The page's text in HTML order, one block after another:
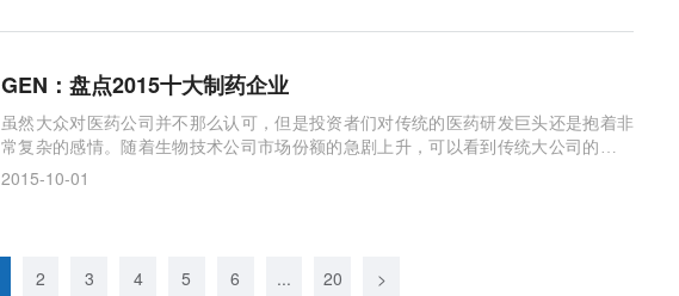
GEN：盘点2015十大制药企业
虽然大众对医药公司并不那么认可，但是投资者们对传统的医药研发巨头还是抱着非
常复杂的感情。随着生物技术公司市场份额的急剧上升，可以看到传统大公司的市场
总额在过去的一年中缩水了。
2015-10-01
2 3 4 5 6 ... 20 >